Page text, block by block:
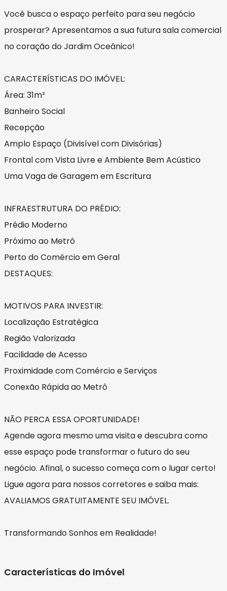
Você busca o espaço perfeito para seu negócio
prosperar? Apresentamos a sua futura sala comercial
no coração do Jardim Oceânico!
CARACTERÍSTICAS DO IMÓVEL:
Área: 31m²
Banheiro Social
Recepção
Amplo Espaço (Divisível com Divisórias)
Frontal com Vista Livre e Ambiente Bem Acústico
Uma Vaga de Garagem em Escritura
INFRAESTRUTURA DO PRÉDIO:
Prédio Moderno
Próximo ao Metrô
Perto do Comércio em Geral
DESTAQUES:
MOTIVOS PARA INVESTIR:
Localização Estratégica
Região Valorizada
Facilidade de Acesso
Proximidade com Comércio e Serviços
Conexão Rápida ao Metrô
NÃO PERCA ESSA OPORTUNIDADE!
Agende agora mesmo uma visita e descubra como
esse espaço pode transformar o futuro do seu
negócio. Afinal, o sucesso começa com o lugar certo!
Ligue agora para nossos corretores e saiba mais:
AVALIAMOS GRATUITAMENTE SEU IMÓVEL.
Transformando Sonhos em Realidade!
Características do Imóvel